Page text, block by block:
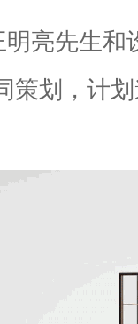
亮先生和
策划，计